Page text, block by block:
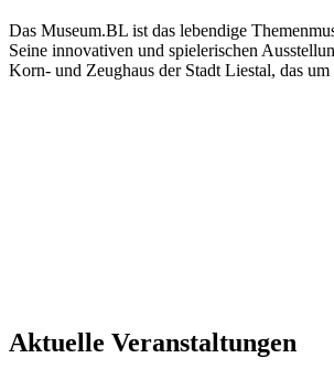
Das Museum.BL ist das lebendige
Seine innovativen und spielerischen
Korn- und Zeughaus der Stadt Liestal, das
Aktuelle Veranstaltungen